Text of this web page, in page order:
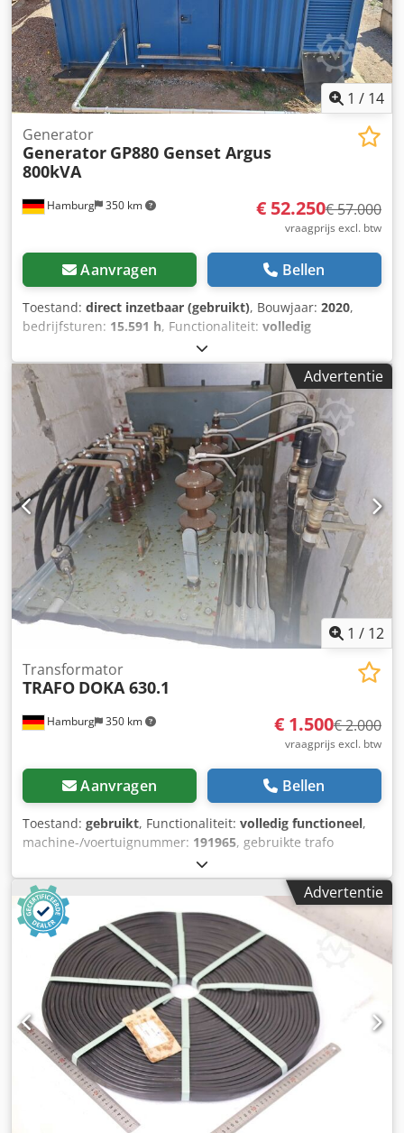
1 / 14
Hamburg 350 km
Generator
Generator GP880 Genset Argus
800kVA
€ 52.250€ 57.000
vraagprijs excl. btw
Aanvragen Bellen
Toestand: direct inzetbaar (gebruikt), Bouwjaar: 2020,
bedrijfsturen: 15.591 h, Functionaliteit: volledig
, machine-/voertuignummer:
totaalgewicht:12.125 kg, brandstoftype:diesel, 880 kVA
generator Dedpfjzckwkjx Ac Ujck
Advertentie
1 / 12
Hamburg 350 km
Transformator
TRAFO DOKA 630.1
€ 1.500€ 2.000
vraagprijs excl. btw
Aanvragen Bellen
Toestand: gebruikt, Functionaliteit: volledig functioneel,
machine-/voertuignummer: 191965, gebruikte trafo
Dsdpfxezckp Ts Ac Uock Demontage/transport door koper
Advertentie